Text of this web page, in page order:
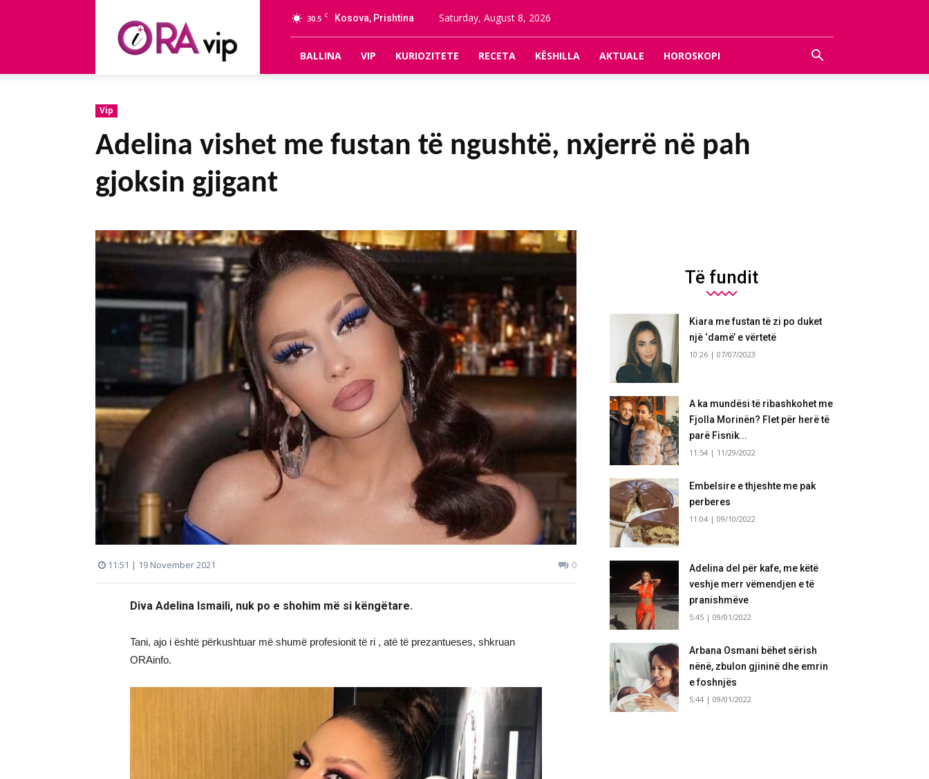
30.5 C Kosova, Prishtina Saturday, August 8, 2026
BALLINA VIP KURIOZITETE RECETA KËSHILLA AKTUALE HOROSKOPI
Vip
Adelina vishet me fustan të ngushtë, nxjerrë në pah
gjoksin gjigant
11:51 | 19 November 2021 0
Diva Adelina Ismaili, nuk po e shohim më si këngëtare.
Tani, ajo i është përkushtuar më shumë profesionit të ri , atë të prezantueses, shkruan
ORAinfo.
Të fundit
Kiara me fustan të zi po duket
një ‘damë’ e vërtetë
10:26 | 07/07/2023
A ka mundësi të ribashkohet me
Fjolla Morinën? Flet për herë të
parë Fisnik...
11:54 | 11/29/2022
Embelsire e thjeshte me pak
perberes
11:04 | 09/10/2022
Adelina del për kafe, me këtë
veshje merr vëmendjen e të
pranishmëve
5:45 | 09/01/2022
Arbana Osmani bëhet sërish
nënë, zbulon gjininë dhe emrin
e foshnjës
5:44 | 09/01/2022